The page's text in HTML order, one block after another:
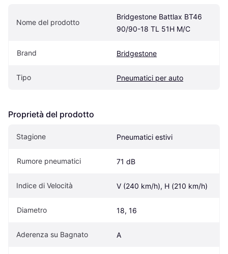
Nome del prodotto
Bridgestone Battlax BT46
90/90-18 TL 51H M/C
Brand Bridgestone
Tipo Pneumatici per auto
Proprietà del prodotto
Stagione Pneumatici estivi
Rumore pneumatici 71 dB
Indice di Velocità V (240 km/h), H (210 km/h)
Diametro 18, 16
Aderenza su Bagnato A